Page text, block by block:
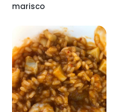
marisco